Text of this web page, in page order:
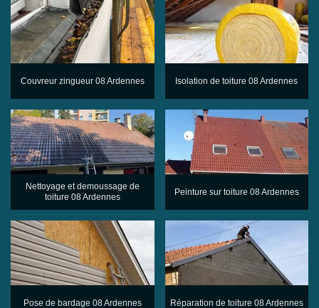
Couvreur zingueur 08 Ardennes Isolation de toiture 08 Ardennes
Nettoyage et demoussage de
toiture 08 Ardennes
Peinture sur toiture 08 Ardennes
Pose de bardage 08 Ardennes Réparation de toiture 08 Ardennes